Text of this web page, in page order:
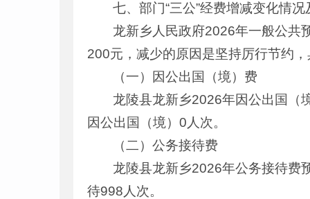
七、部门“三公”经费增减变化情
龙新乡人民政府2026年一般公共
200元，减少的原因是坚持厉行节约
（一）因公出国（境）费
龙陵县龙新乡2026年因公出国（
因公出国（境）0人次。
（二）公务接待费
龙陵县龙新乡2026年公务接待费
待998人次。